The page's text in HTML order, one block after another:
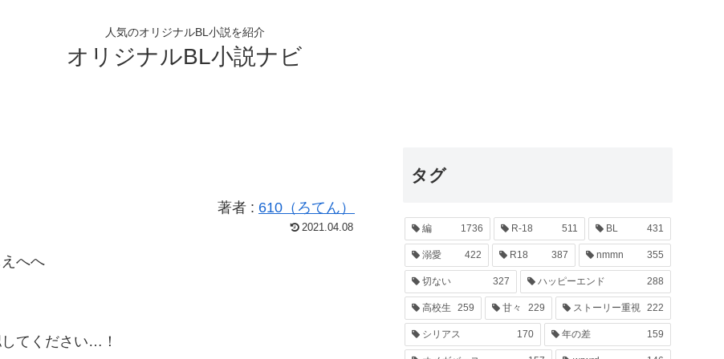
人気のオリジナルBL小説を紹介
オリジナルBL小説ナビ
著者 : 610（ろてん）
2021.04.08
へへ
てください…！
タグ
編 1736 R-18 511 BL 431
溺愛 422 R18 387 nmmn 355
切ない 327 ハッピーエンド 288
高校生 259 甘々 229 ストーリー重視 222
シリアス 170 年の差 159